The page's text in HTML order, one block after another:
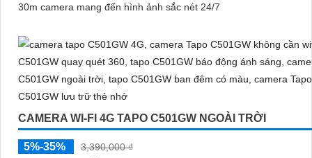
30m camera mang đến hình ảnh sắc nét 24/7
CAMERA WI-FI 4G TAPO C501GW NGOÀI TRỜI
5%-35%
3,390,000 ₫